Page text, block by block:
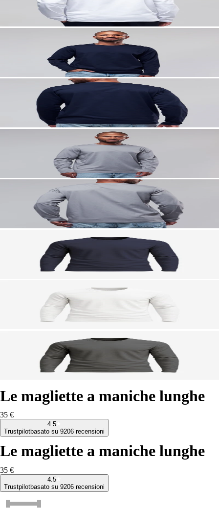
Le magliette a maniche lunghe
35 €
4.5
Trustpilotbasato su 9206 recensioni
Le magliette a maniche lunghe
35 €
4.5
Trustpilotbasato su 9206 recensioni